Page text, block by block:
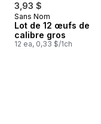
3,93 $
Préparé au Canada
Sans Nom
Lot de 12 œufs de
calibre gros
12 ea, 0,33 $/1ch